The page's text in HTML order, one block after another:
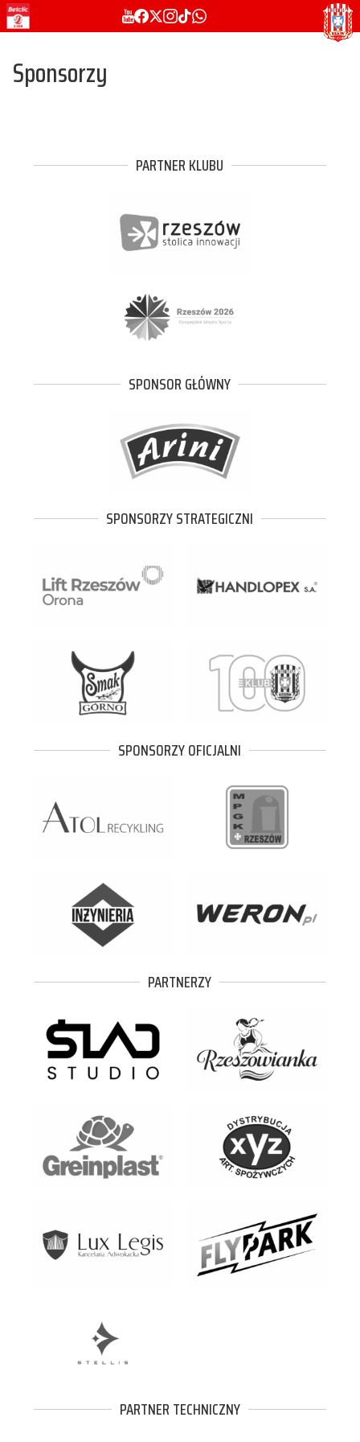
Sponsorzy
PARTNER KLUBU
SPONSOR GŁÓWNY
SPONSORZY STRATEGICZNI
SPONSORZY OFICJALNI
PARTNERZY
PARTNER TECHNICZNY